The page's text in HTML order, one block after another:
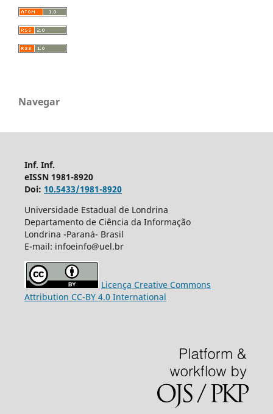
Navegar
Inf. Inf.
eISSN 1981-8920
Doi: 10.5433/1981-8920
Universidade Estadual de Londrina
Departamento de Ciência da Informação
Londrina -Paraná- Brasil
E-mail: infoeinfo@uel.br
Licença Creative Commons
Attribution CC-BY 4.0 International